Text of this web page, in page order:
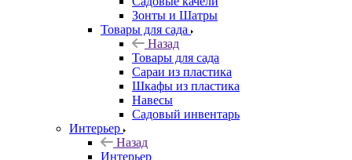
Зонты и Шатры
Товары для сада
Назад
Товары для сада
Сараи из пластика
Шкафы из пластика
Навесы
Садовый инвентарь
Интерьер
Назад
Интерьер